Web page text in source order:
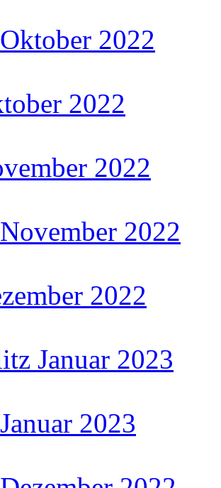
2022
2022
2022
2022
2022
Januar 2023
2023